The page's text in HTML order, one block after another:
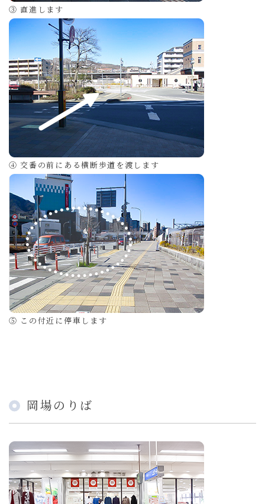
③ 直進します
④ 交番の前にある横断歩道を渡します
⑤ この付近に停車します
岡場のりば